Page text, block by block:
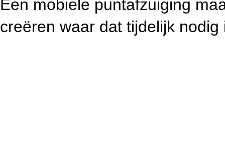
Een mobiele puntafzuiging
creëren waar dat tijdelijk nodig